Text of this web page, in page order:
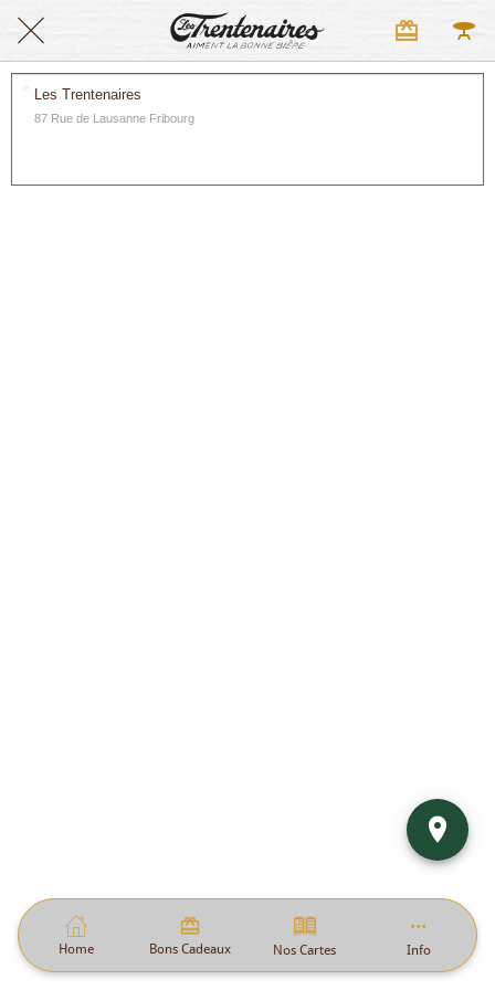
Les Trentenaires
87 Rue de Lausanne Fribourg
Home Bons Cadeaux Nos Cartes Info